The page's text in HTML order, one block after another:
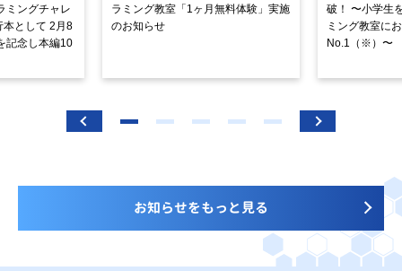
ミングチャレ
本として 2月8
記念し本編10
ラミング教室「1ヶ月無料体験」実施
のお知らせ
破！ 〜小学生
ミング教室に
No.1（※）〜
お知らせをもっと見る